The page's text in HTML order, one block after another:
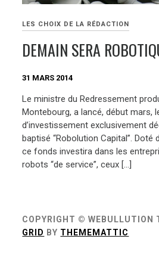
LES CHOIX DE LA RÉDACTION
DEMAIN SERA
31 MARS 2014
Le ministre du Redressement
Montebourg, a lancé, début mars,
d’investissement exclusivement
baptisé “Robolution Capital”. Doté
ce fonds investira dans les
robots “de service”, ceux […]
COPYRIGHT © WEBULLUTION
GRID BY THEMEMATTIC